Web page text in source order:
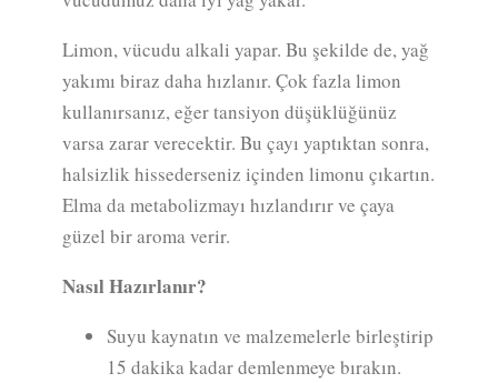
Limon, vücudu alkali yapar. Bu şekilde de, yağ
yakımı biraz daha hızlanır. Çok fazla limon
kullanırsanız, eğer tansiyon düşüklüğünüz
varsa zarar verecektir. Bu çayı yaptıktan sonra,
halsizlik hissederseniz içinden limonu çıkartın.
Elma da metabolizmayı hızlandırır ve çaya
güzel bir aroma verir.
Nasıl Hazırlanır?
Suyu kaynatın ve malzemelerle birleştirip
15 dakika kadar demlenmeye bırakın.